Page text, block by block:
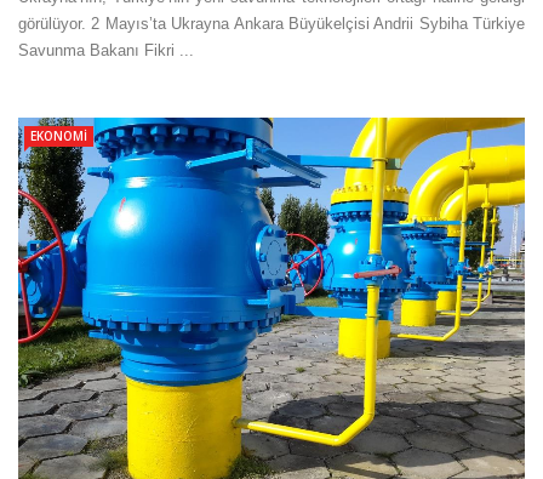
görülüyor. 2 Mayıs’ta Ukrayna Ankara Büyükelçisi Andrii Sybiha Türkiye
Savunma Bakanı Fikri ...
EKONOMI